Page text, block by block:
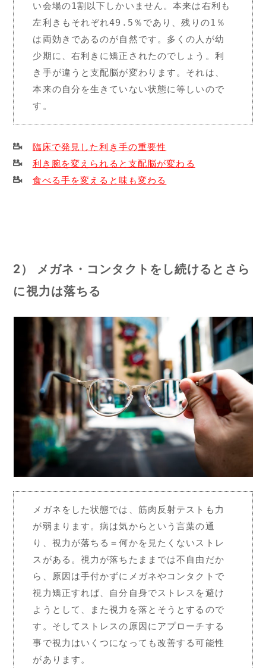
い会場の1割以下しかいません。本来は右利も
左利きもそれぞれ49.5％であり、残りの1％
は両効きであるのが自然です。多くの人が幼
少期に、右利きに矯正されたのでしょう。利
き手が違うと支配脳が変わります。それは、
本来の自分を生きていない状態に等しいので
す。
臨床で発見した利き手の重要性
利き腕を変えられると支配脳が変わる
食べる手を変えると味も変わる
2） メガネ・コンタクトをし続けるとさら
に視力は落ちる
メガネをした状態では、筋肉反射テストも力
が弱まります。病は気からという言葉の通
り、視力が落ちる＝何かを見たくないストレ
スがある。視力が落ちたままでは不自由だか
ら、原因は手付かずにメガネやコンタクトで
視力矯正すれば、自分自身でストレスを避け
ようとして、また視力を落とそうとするので
す。そしてストレスの原因にアプローチする
事で視力はいくつになっても改善する可能性
があります。